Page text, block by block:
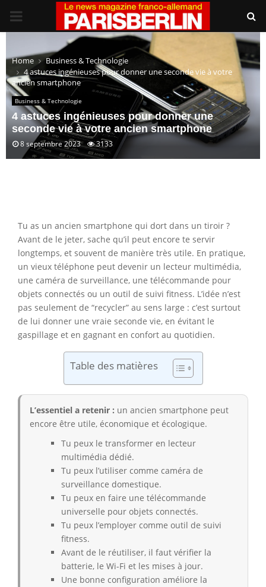
PRIMARY
MENU
Home
Business & Technologie
4 astuces ingénieuses pour donner une seconde vie à votre
ancien smartphone
Business & Technologie
4 astuces ingénieuses pour donner une
seconde vie à votre ancien smartphone
8 septembre 2023 3133
Tu as un ancien smartphone qui dort dans un tiroir ?
Avant de le jeter, sache qu’il peut encore te servir
longtemps, et souvent de manière très utile. En pratique,
un vieux téléphone peut devenir un lecteur multimédia,
une caméra de surveillance, une télécommande pour
objets connectés ou un outil de suivi fitness. L’idée n’est
pas seulement de “recycler” au sens large : c’est surtout
de lui donner une vraie seconde vie, en évitant le
gaspillage et en gagnant en confort au quotidien.
Table des matières
L’essentiel a retenir : un ancien smartphone peut
encore être utile, économique et écologique.
Tu peux le transformer en lecteur
multimédia dédié.
Tu peux l’utiliser comme caméra de
surveillance domestique.
Tu peux en faire une télécommande
universelle pour objets connectés.
Tu peux l’employer comme outil de suivi
fitness.
Avant de le réutiliser, il faut vérifier la
batterie, le Wi-Fi et les mises à jour.
Une bonne configuration améliore la